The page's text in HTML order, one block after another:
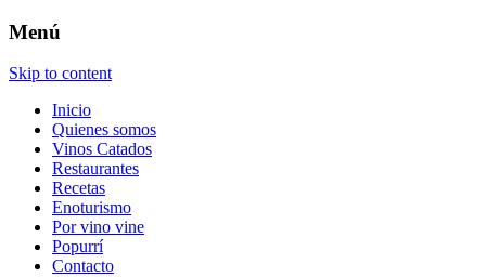
Menú
Skip to content
Inicio
Quienes somos
Vinos Catados
Restaurantes
Recetas
Enoturismo
Por vino vine
Popurrí
Contacto